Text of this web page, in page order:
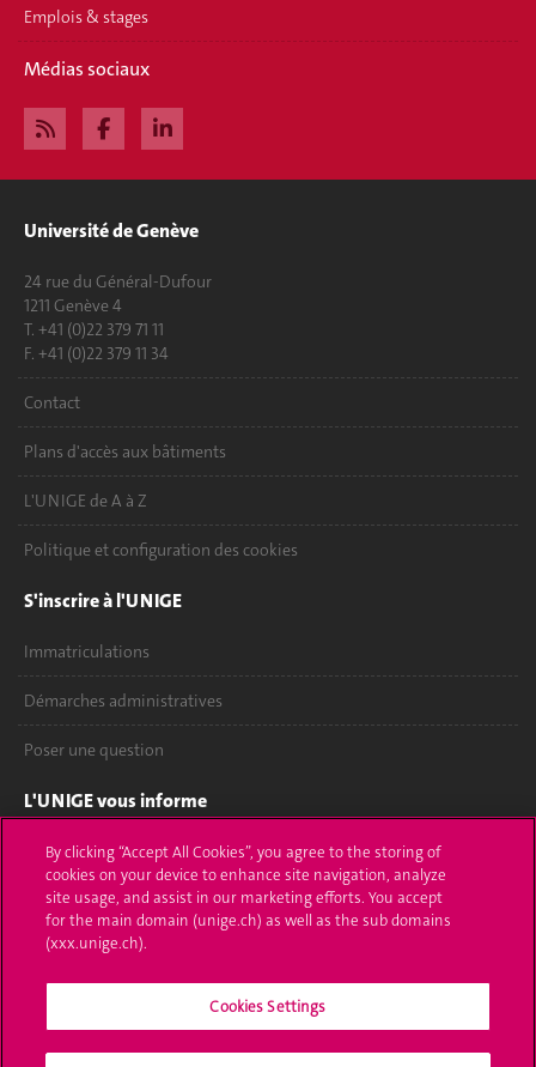
Emplois & stages
Médias sociaux
Université de Genève
24 rue du Général-Dufour
1211 Genève 4
T. +41 (0)22 379 71 11
F. +41 (0)22 379 11 34
Contact
Plans d'accès aux bâtiments
L'UNIGE de A à Z
Politique et configuration des cookies
S'inscrire à l'UNIGE
Immatriculations
Démarches administratives
Poser une question
L'UNIGE vous informe
UNIGE Mobile
Médias
Offres d'emploi
Calendrier académique
By clicking “Accept All Cookies”, you agree to the storing of
cookies on your device to enhance site navigation, analyze
site usage, and assist in our marketing efforts. You accept
for the main domain (unige.ch) as well as the sub domains
(xxx.unige.ch).
Cookies Settings